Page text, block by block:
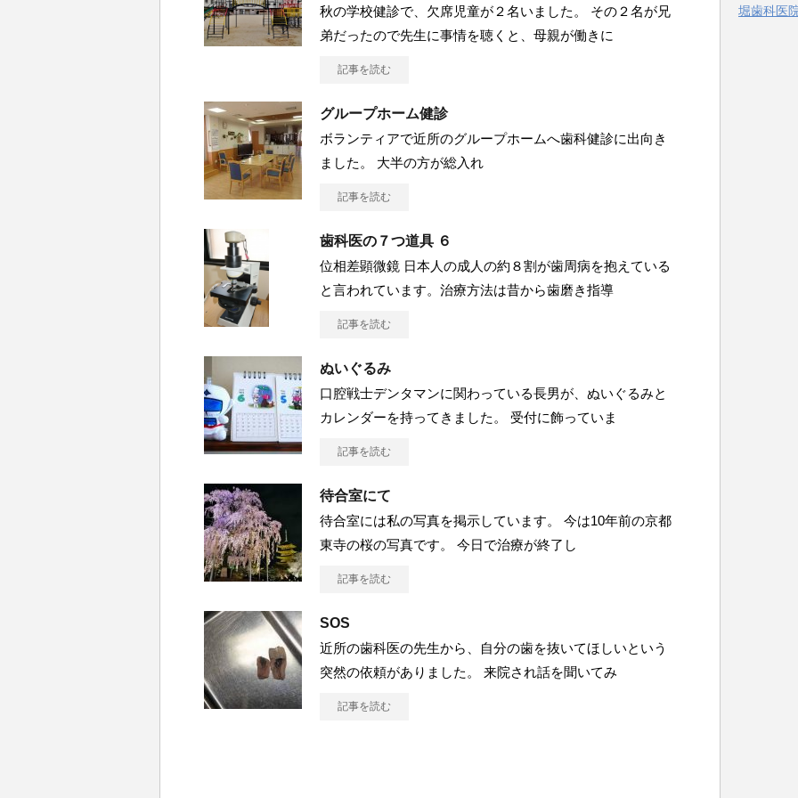
秋の学校健診で、欠席児童が２名いました。 その２名が兄
弟だったので先生に事情を聴くと、母親が働きに
記事を読む
グループホーム健診
ボランティアで近所のグループホームへ歯科健診に出向き
ました。 大半の方が総入れ
記事を読む
歯科医の７つ道具 ６
位相差顕微鏡 日本人の成人の約８割が歯周病を抱えている
と言われています。治療方法は昔から歯磨き指導
記事を読む
ぬいぐるみ
口腔戦士デンタマンに関わっている長男が、ぬいぐるみと
カレンダーを持ってきました。 受付に飾っていま
記事を読む
待合室にて
待合室には私の写真を掲示しています。 今は10年前の京都
東寺の桜の写真です。 今日で治療が終了し
記事を読む
SOS
近所の歯科医の先生から、自分の歯を抜いてほしいという
突然の依頼がありました。 来院され話を聞いてみ
記事を読む
ー
堀歯科医